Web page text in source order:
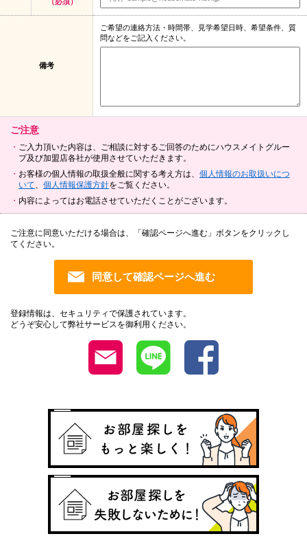
備考
ご希望の連絡方法・時間帯、見学希望日時、希望条件、質
問などをご記入ください。
ご注意
ご入力頂いた内容は、ご相談に対するご回答のためにハウスメイトグルー
プ及び加盟店各社が使用させていただきます。
お客様の個人情報の取扱全般に関する考え方は、 個人情報のお取扱いにつ
いて
個人情報保護方針をご覧ください。
内容によってはお電話させていただくことがございます。
ご注意に同意いただける場合は、「確認ページへ進む」ボタンをクリックし
てください。
登録情報は、セキュリティで保護されています。
どうぞ安心して弊社サービスを御利用ください。